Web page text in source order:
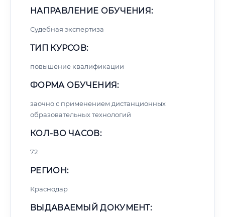
НАПРАВЛЕНИЕ ОБУЧЕНИЯ:
Судебная экспертиза
ТИП КУРСОВ:
повышение квалификации
ФОРМА ОБУЧЕНИЯ:
заочно с применением дистанционных
образовательных технологий
КОЛ-ВО ЧАСОВ:
72
РЕГИОН:
Краснодар
ВЫДАВАЕМЫЙ ДОКУМЕНТ: